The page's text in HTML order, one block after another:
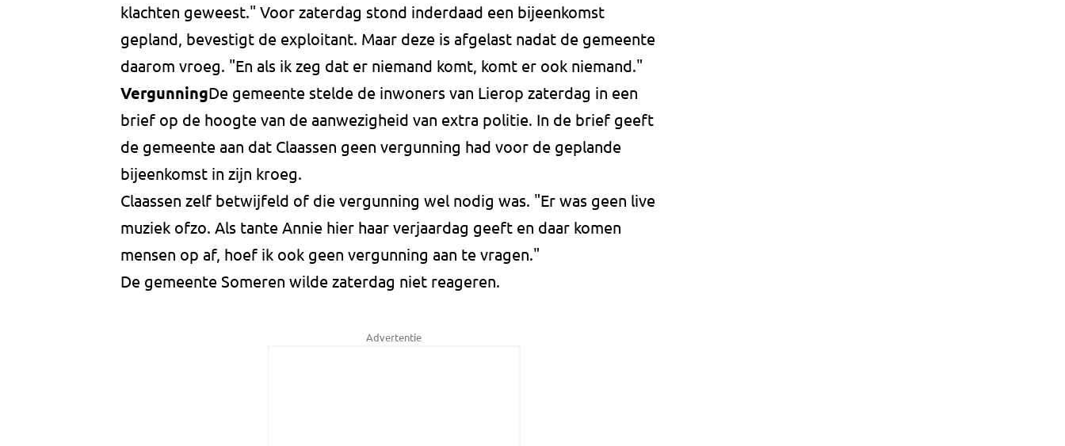
klachten geweest." Voor zaterdag stond inderdaad een bijeenkomst
gepland, bevestigt de exploitant. Maar deze is afgelast nadat de gemeente
daarom vroeg. "En als ik zeg dat er niemand komt, komt er ook niemand."
VergunningDe gemeente stelde de inwoners van Lierop zaterdag in een
brief op de hoogte van de aanwezigheid van extra politie. In de brief geeft
de gemeente aan dat Claassen geen vergunning had voor de geplande
bijeenkomst in zijn kroeg.
Claassen zelf betwijfeld of die vergunning wel nodig was. "Er was geen live
muziek ofzo. Als tante Annie hier haar verjaardag geeft en daar komen
mensen op af, hoef ik ook geen vergunning aan te vragen."
De gemeente Someren wilde zaterdag niet reageren.
Advertentie